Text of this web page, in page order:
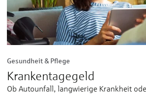
Gesundheit & Pflege
Krankentagegeld
Ob Autounfall, lang­wie­ri­ge Krank­heit